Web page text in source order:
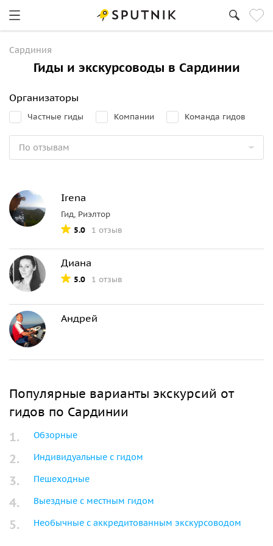
Сардиния
Гиды и экскурсоводы в Сардинии
Организаторы
Частные гиды Компании Команда гидов
Irena
Гид, Риэлтор
5.0
1 отзыв
Диана
5.0 1 отзыв
Андрей
Популярные варианты экскурсий от
гидов по Сардинии
Обзорные
Индивидуальные с гидом
Пешеходные
Выездные с местным гидом
Необычные с аккредитованным экскурсоводом